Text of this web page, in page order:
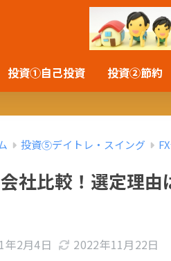
投資①自己投資 投資②節約
投資⑤デイトレ・スイング
社比較！選定理
年2月4日 2022年11月22日